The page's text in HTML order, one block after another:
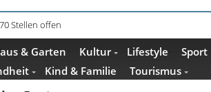
Ressourcen
& Garten Kultur Lifestyle Sport
Kind & Familie Tourismus